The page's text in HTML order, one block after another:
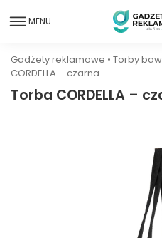
MENU
Gadżety reklamowe • Torby
CORDELLA – czarna
Torba CORDELLA –